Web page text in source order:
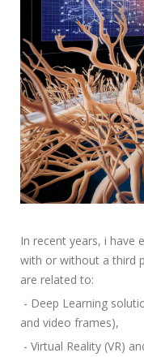
In recent years, i have
with or without a third
are related to:
- Deep Learning
and video frames),
- Virtual Reality (VR)